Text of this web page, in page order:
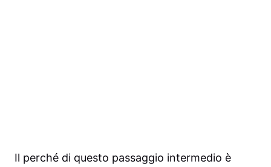
Il perché di questo passaggio intermedio è